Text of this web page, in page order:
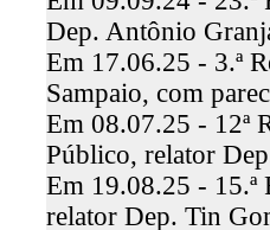
Dep. Antônio
Em 17.06.25 - 3.ª
Sampaio, com
Em 08.07.25 - 12ª
Público, relator
Em 19.08.25 - 15.ª
relator Dep. Tin